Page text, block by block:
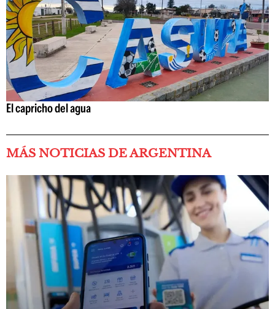
El capricho del agua
MÁS NOTICIAS DE ARGENTINA